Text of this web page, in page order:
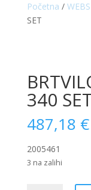
Početna /
SET
340
487,18 €
2005461
3 na zalihi